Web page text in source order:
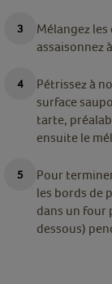
Mélangez
assaisonnez
Pétrissez à
surface
tarte,
ensuite le
Pour
les bords de
dans un four
dessous)